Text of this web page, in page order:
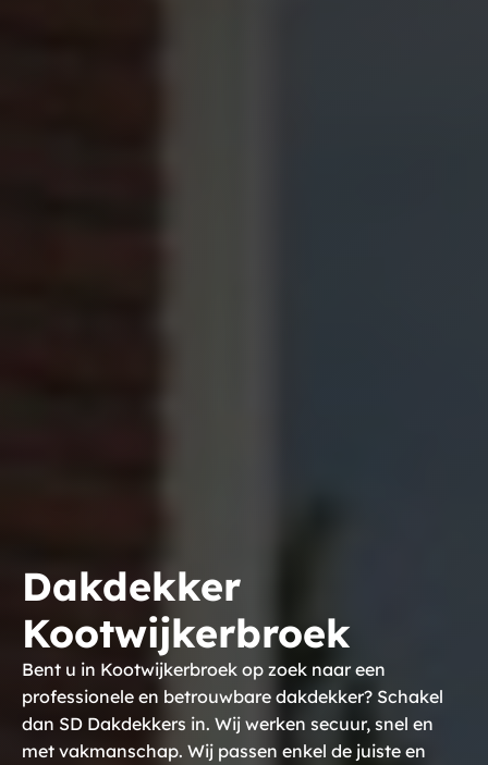
Dakdekker
Kootwijkerbroek
Bent u in Kootwijkerbroek op zoek naar een
professionele en betrouwbare dakdekker? Schakel
dan SD Dakdekkers in. Wij werken secuur, snel en
met vakmanschap. Wij passen enkel de juiste en